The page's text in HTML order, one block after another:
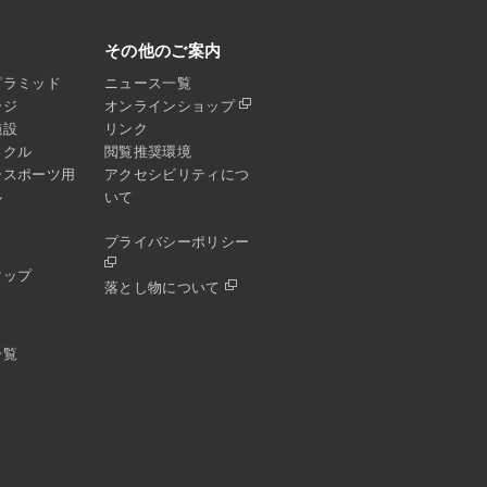
ミッド
クル
ポーツ用
ップ
その他のご案内
ニュース一覧
オンラインショップ
リンク
閲覧推奨環境
アクセシビリティにつ
いて
プライバシーポリシー
落とし物について